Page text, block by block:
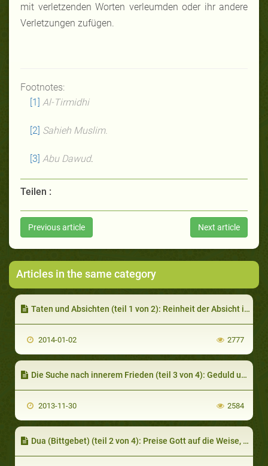
mit verletzenden Worten verleumden oder ihr andere
Verletzungen zufügen.
Footnotes:
[1] Al-Tirmidhi
[2] Sahieh Muslim.
[3] Abu Dawud.
Teilen :
Previous article Next article
Articles in the same category
Taten und Absichten (teil 1 von 2): Reinheit der Absicht im religiösen Bereich
2014-01-02 2777
Die Suche nach innerem Frieden (teil 3 von 4): Geduld und Ziele im Leben
2013-11-30 2584
Dua (Bittgebet) (teil 2 von 4): Preise Gott auf die Weise, die Ihm gebührt